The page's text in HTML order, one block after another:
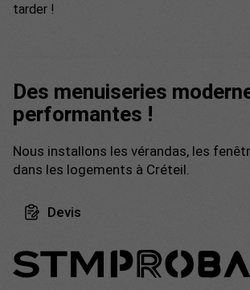
tarder !
Des menuiseries
performantes !
Nous installons les vérandas, les
dans les logements à Créteil.
Devis